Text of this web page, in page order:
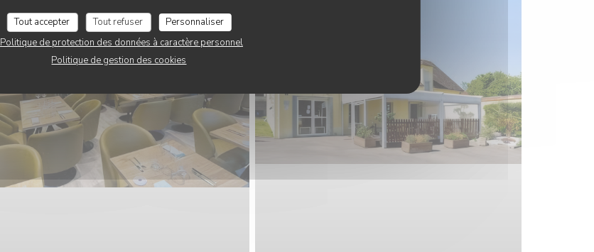
Tout accepter Tout refuser
Personnaliser
Politique de protection des données à caractère personnel
Politique de gestion des cookies